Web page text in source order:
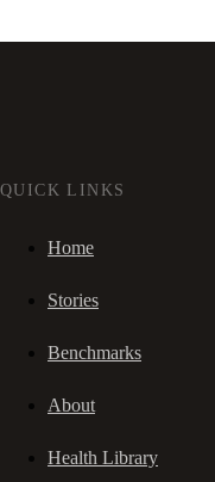
QUICK LINKS
Home
Stories
Benchmarks
About
Health Library